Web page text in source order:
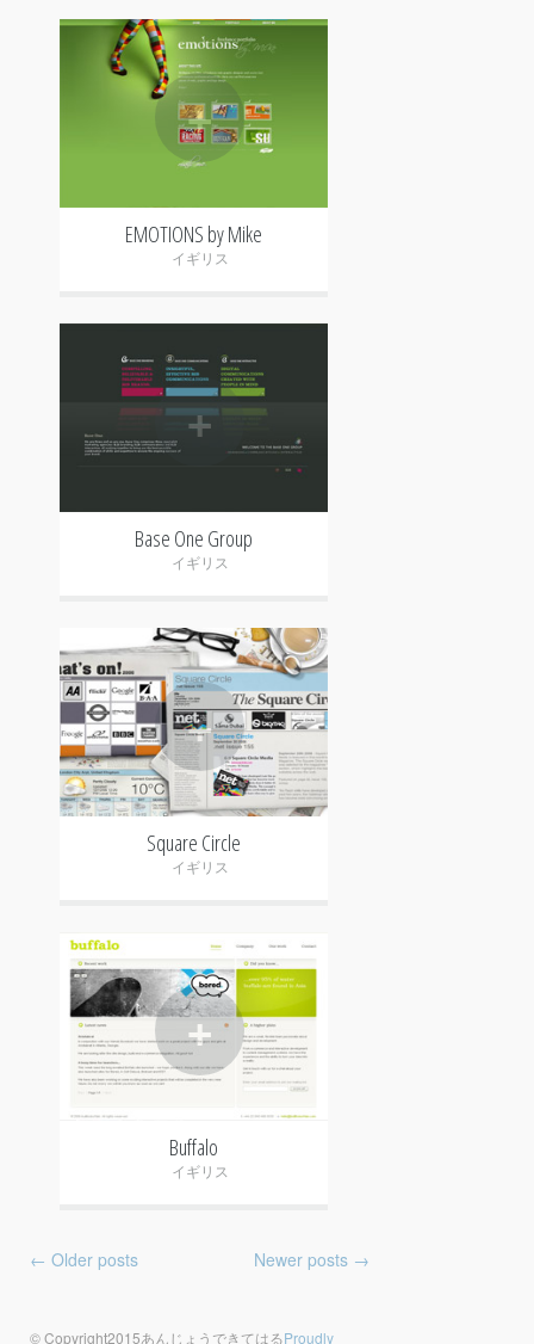
+
EMOTIONS by Mike
イギリス
+
Base One Group
イギリス
+
Square Circle
イギリス
+
Buffalo
イギリス
← Older posts Newer posts →
© Copyright2015あんじょうできてはるProudly